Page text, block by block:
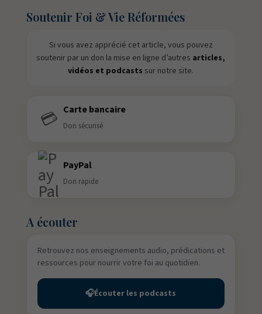
Soutenir Foi & Vie Réformées
Si vous avez apprécié cet article, vous pouvez
soutenir par un don la mise en ligne d’autres articles,
vidéos et podcasts sur notre site.
💳 Carte bancaire
Don sécurisé
PayPal
Don rapide
A écouter
Retrouvez nos enseignements audio, prédications et
ressources pour nourrir votre foi au quotidien.
🎧Écouter les podcasts